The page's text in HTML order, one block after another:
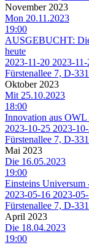
November 2023
Mon 20.11.2023
19:00
AUSGEBUCHT:
heute
2023-11-20 2023-
Fürstenallee 7, D-
Oktober 2023
Mit 25.10.2023
18:00
Innovation aus OWL
2023-10-25 2023-
Fürstenallee 7, D-
Mai 2023
Die 16.05.2023
19:00
Einsteins Universum
2023-05-16 2023-
Fürstenallee 7, D-
April 2023
Die 18.04.2023
19:00